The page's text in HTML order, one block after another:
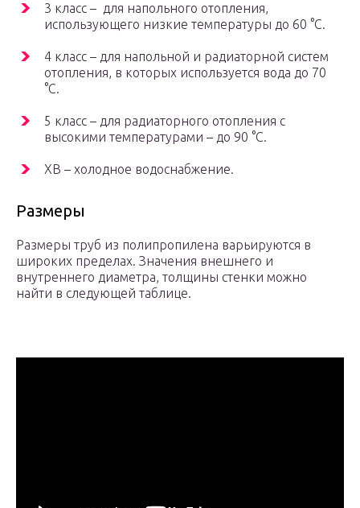
3 класс – для напольного отопления,
использующего низкие температуры до 60 °С.
4 класс – для напольной и радиаторной систем
отопления, в которых используется вода до 70
°С.
5 класс – для радиаторного отопления с
высокими температурами – до 90 °С.
ХВ – холодное водоснабжение.
Размеры
Размеры труб из полипропилена варьируются в
широких пределах. Значения внешнего и
внутреннего диаметра, толщины стенки можно
найти в следующей таблице.